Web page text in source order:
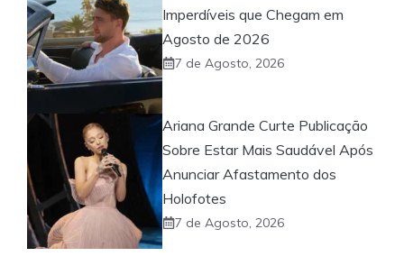
Imperdíveis que Chegam em
Agosto de 2026
7 de Agosto, 2026
Ariana Grande Curte Publicação
Sobre Estar Mais Saudável Após
Anunciar Afastamento dos
Holofotes
7 de Agosto, 2026